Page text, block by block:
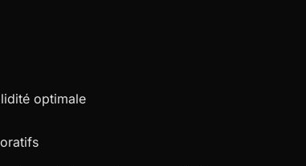
optimale